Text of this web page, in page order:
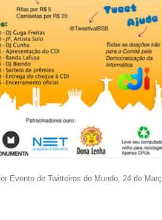
Evento de Twitteiros do Mundo, 24 de